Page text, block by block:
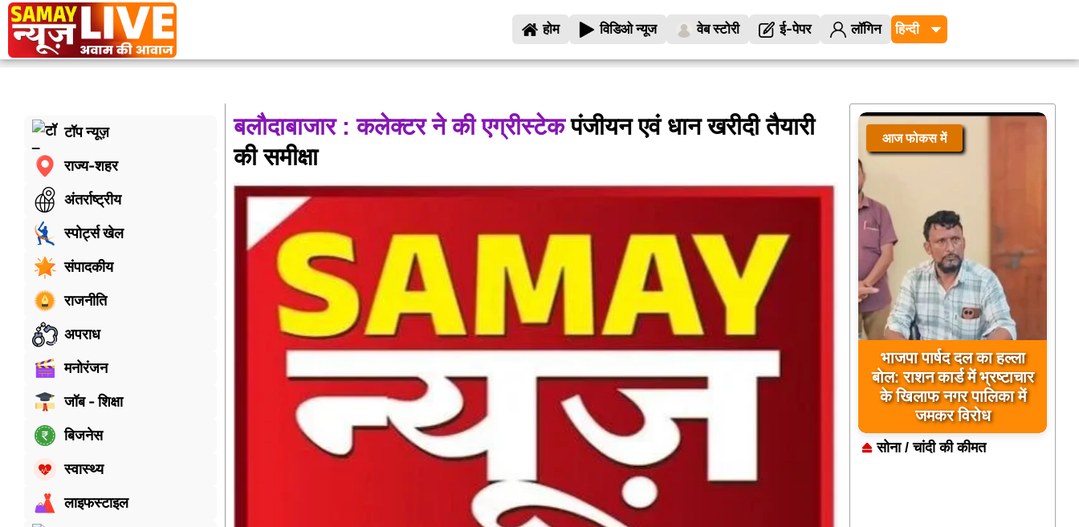
होम विडिओ न्यूज वेब स्टोरी ई-पेपर लॉगिन
टॉप न्यूज़
राज्य-शहर
अंतर्राष्ट्रीय
स्पोर्ट्स खेल
संपादकीय
राजनीति
अपराध
मनोरंजन
जॉब - शिक्षा
बिजनेस
स्वास्थ्य
लाइफस्टाइल
बलौदाबाजार : कलेक्टर ने की एग्रीस्टेकपंजीयन एवं धान खरीदी तैयारी
की समीक्षा
आज फोकस में
भाजपा पार्षद दल का हल्ला
बोल: राशन कार्ड में भ्रष्टाचार
के खिलाफ नगर पालिका में
जमकर विरोध
सोना / चांदी की कीमत